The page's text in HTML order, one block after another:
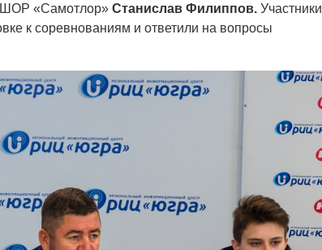
«Самотлор» Станислав Филиппов. Участники
к соревнованиям и ответили на вопросы